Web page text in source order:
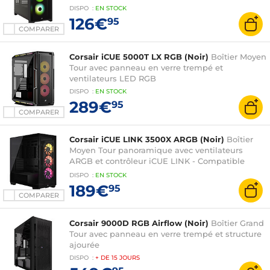
COMPARER
DISPO : EN STOCK
126€95
COMPARER
Corsair iCUE 5000T LX RGB (Noir) Boîtier Moyen
Tour avec panneau en verre trempé et
ventilateurs LED RGB
DISPO : EN STOCK
289€95
COMPARER
Corsair iCUE LINK 3500X ARGB (Noir) Boîtier
Moyen Tour panoramique avec ventilateurs
ARGB et contrôleur iCUE LINK - Compatible
ASUS BTF et MSI Project Zero
DISPO : EN STOCK
189€95
Corsair 9000D RGB Airflow (Noir) Boîtier Grand
Tour avec panneau en verre trempé et structure
ajourée
DISPO : + DE 15 JOURS